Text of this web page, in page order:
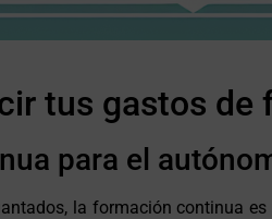
tus gastos
para el
la formación continua